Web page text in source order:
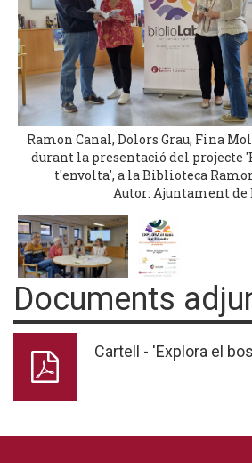
Ramon Canal, Dolors Grau, Fina
durant la presentació del projecte
t'envolta', a la Biblioteca
Autor: Ajuntament de
Documents
Cartell - 'Explora el